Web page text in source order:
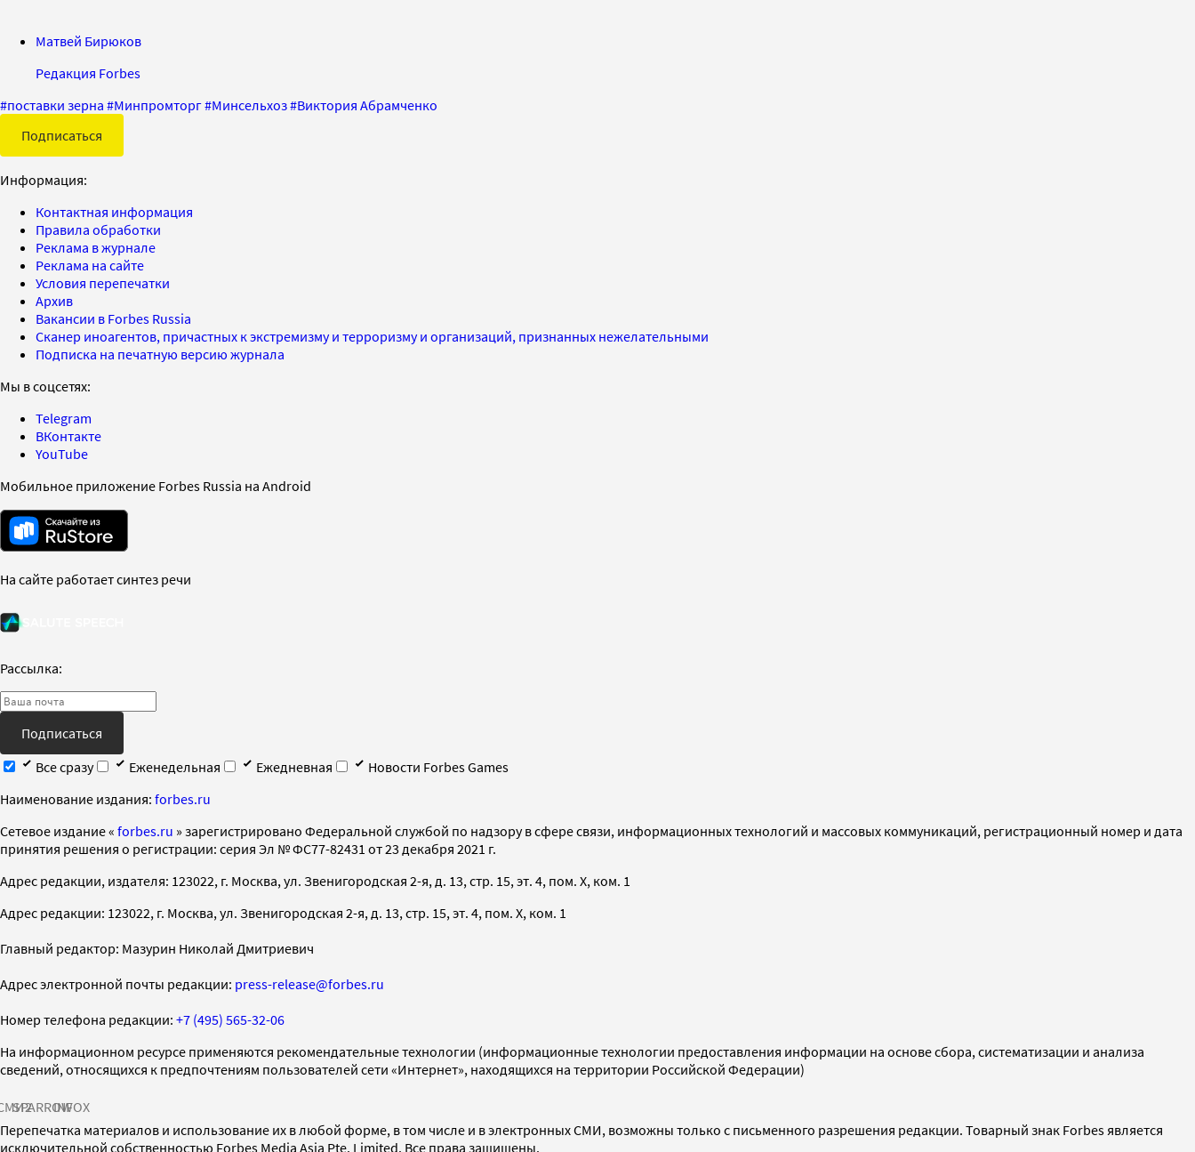
Матвей Бирюков
Редакция Forbes
#поставки зерна #Минпромторг#Минсельхоз#Виктория Абрамченко
Подписаться
Информация:
Контактная информация
Правила обработки
Реклама в журнале
Реклама на сайте
Условия перепечатки
Архив
Вакансии в Forbes Russia
Сканер иноагентов, причастных к экстремизму и терроризму и организаций, признанных нежелательными
Подписка на печатную версию журнала
Мы в соцсетях:
Telegram
ВКонтакте
YouTube
Мобильное приложение Forbes Russia на Android
На сайте работает синтез речи
Рассылка:
Подписаться
Все сразу
Еженедельная Ежедневная
Новости Forbes Games
Наименование издания: forbes.ru
Cетевое издание « forbes.ru » зарегистрировано Федеральной службой по надзору в сфере связи, информационных технологий и массовых коммуникаций, регистрационный номер и дата
принятия решения о регистрации: серия Эл № ФС77-82431 от 23 декабря 2021 г.
Адрес редакции, издателя: 123022, г. Москва, ул. Звенигородская 2-я, д. 13, стр. 15, эт. 4, пом. X, ком. 1
Адрес редакции: 123022, г. Москва, ул. Звенигородская 2-я, д. 13, стр. 15, эт. 4, пом. X, ком. 1
Главный редактор: Мазурин Николай Дмитриевич
Адрес электронной почты редакции: press-release@forbes.ru
Номер телефона редакции: +7 (495) 565-32-06
На информационном ресурсе применяются рекомендательные технологии (информационные технологии предоставления информации на основе сбора, систематизации и анализа
сведений, относящихся к предпочтениям пользователей сети «Интернет», находящихся на территории Российской Федерации)
SPARROWINFOX
Перепечатка материалов и использование их в любой форме, в том числе и в электронных СМИ, возможны только с письменного разрешения редакции. Товарный знак Forbes является
исключительной собственностью Forbes Media Asia Pte. Limited. Все права защищены.